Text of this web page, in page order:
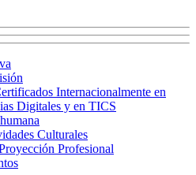
Internacionalmente en
Digitales y en TICS
Culturales
Profesional